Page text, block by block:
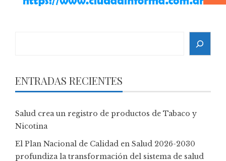
ENTRADAS RECIENTES
Salud crea un registro de productos de Tabaco y
Nicotina
El Plan Nacional de Calidad en Salud 2026-2030
profundiza la transformación del sistema de salud